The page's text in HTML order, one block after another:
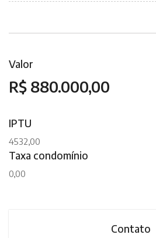
Valor
R$ 880.000,00
IPTU
4532,00
Taxa condomínio
0,00
Contato